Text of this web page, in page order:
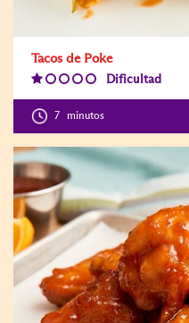
Tacos de Poke
Dificultad
7 minutos